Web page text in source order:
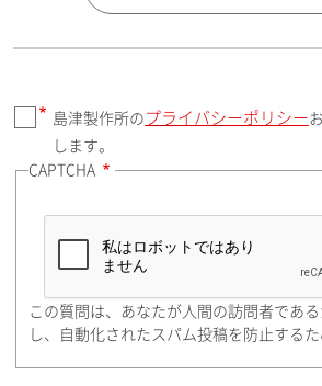
郵便番号（勤務先）
住所検索
都道府県（勤務先）
島津製作所の プライバシーポリシー
します。
CAPTCHA
この質問は、あなたが人間の訪問者であ
し、自動化されたスパム投稿を防止するた